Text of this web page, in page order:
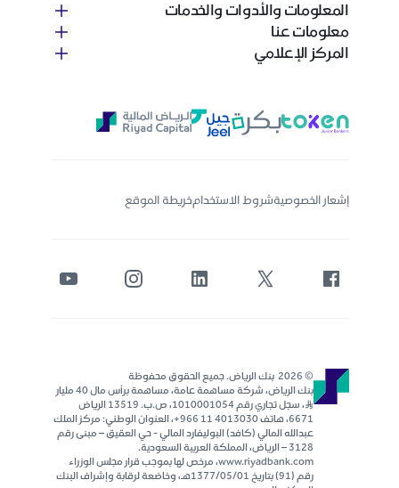
المعلومات والأدوات والخدمات
معلومات عنا
المركز الإعلامي
إشعار الخصوصيةشروط الاستخدامخريطة الموقع
بنك الرياض، شركة مساهمة عامة، مساهمة برأس مال 40 مليار
ر..س، سجل تجاري رقم 1010001054، ص.ب. 13519 الرياض
6671، هاتف 4013030 11 966+، العنوان الوطني: مركز الملك
عبدالله المالي (كافد) البوليفارد المالي - حي العقيق – مبنى رقم
٣١٢٨ – الرياض، المملكة العربية السعودية.
www.riyadbank.com، مرخص لها بموجب قرار مجلس الوزراء
رقم (91) بتاريخ 1377/05/01هـ، وخاضعة لرقابة وإشراف البنك